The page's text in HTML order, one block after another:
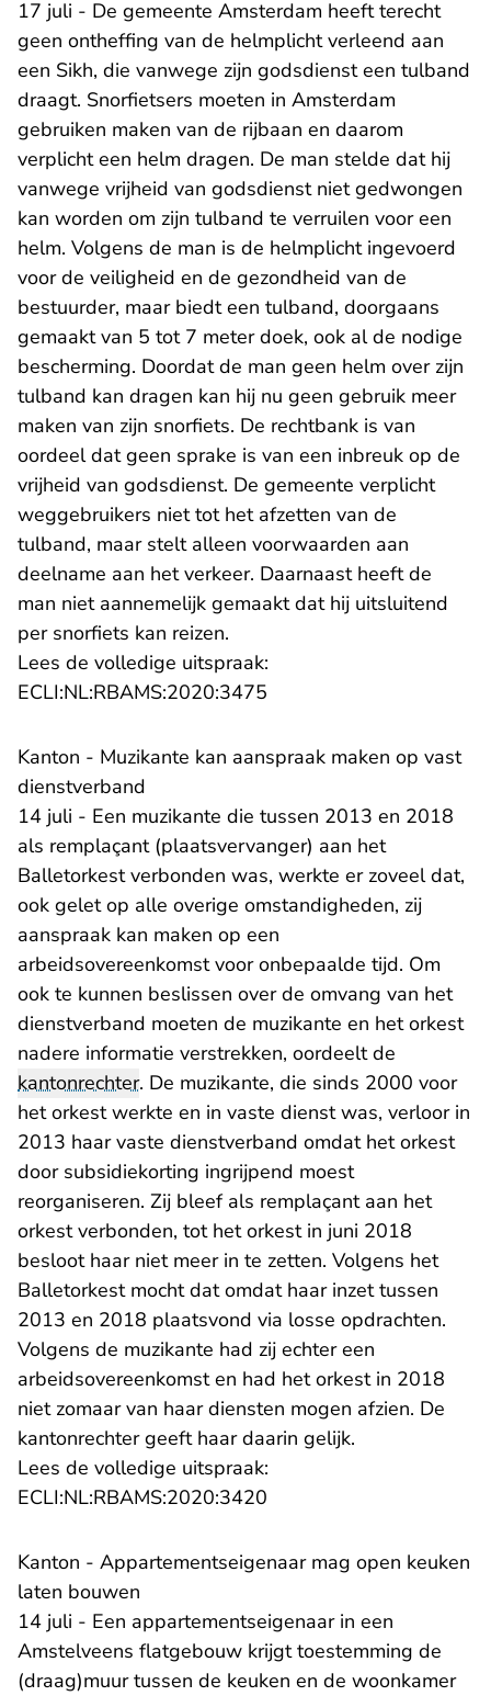
17 juli - De gemeente Amsterdam heeft terecht
geen ontheffing van de helmplicht verleend aan
een Sikh, die vanwege zijn godsdienst een tulband
draagt. Snorfietsers moeten in Amsterdam
gebruiken maken van de rijbaan en daarom
verplicht een helm dragen. De man stelde dat hij
vanwege vrijheid van godsdienst niet gedwongen
kan worden om zijn tulband te verruilen voor een
helm. Volgens de man is de helmplicht ingevoerd
voor de veiligheid en de gezondheid van de
bestuurder, maar biedt een tulband, doorgaans
gemaakt van 5 tot 7 meter doek, ook al de nodige
bescherming. Doordat de man geen helm over zijn
tulband kan dragen kan hij nu geen gebruik meer
maken van zijn snorfiets. De rechtbank is van
oordeel dat geen sprake is van een inbreuk op de
vrijheid van godsdienst. De gemeente verplicht
weggebruikers niet tot het afzetten van de
tulband, maar stelt alleen voorwaarden aan
deelname aan het verkeer. Daarnaast heeft de
man niet aannemelijk gemaakt dat hij uitsluitend
per snorfiets kan reizen.
Lees de volledige uitspraak:
ECLI:NL:RBAMS:2020:3475
​Kanton - Muzikante kan aanspraak maken op vast
dienstverband
14 juli - Een muzikante die tussen 2013 en 2018
als remplaçant (plaatsvervanger) aan het
Balletorkest verbonden was, werkte er zoveel dat,
ook gelet op alle overige omstandigheden, zij
aanspraak kan maken op een
arbeidsovereenkomst voor onbepaalde tijd. Om
ook te kunnen beslissen over de omvang van het
dienstverband moeten de muzikante en het orkest
nadere informatie verstrekken, oordeelt de
kantonrechter. De muzikante, die sinds 2000 voor
het orkest werkte en in vaste dienst was, verloor in
2013 haar vaste dienstverband omdat het orkest
door subsidiekorting ingrijpend moest
reorganiseren. Zij bleef als remplaçant aan het
orkest verbonden, tot het orkest in juni 2018
besloot haar niet meer in te zetten. Volgens het
Balletorkest mocht dat omdat haar inzet tussen
2013 en 2018 plaatsvond via losse opdrachten.
Volgens de muzikante had zij echter een
arbeidsovereenkomst en had het orkest in 2018
niet zomaar van haar diensten mogen afzien. De
kantonrechter geeft haar daarin gelijk.
Lees de volledige uitspraak:
ECLI:NL:RBAMS:2020:3420
​Kanton - Appartementseigenaar mag open keuken
laten bouwen
14 juli - Een appartementseigenaar in een
Amstelveens flatgebouw krijgt toestemming de
(draag)muur tussen de keuken en de woonkamer